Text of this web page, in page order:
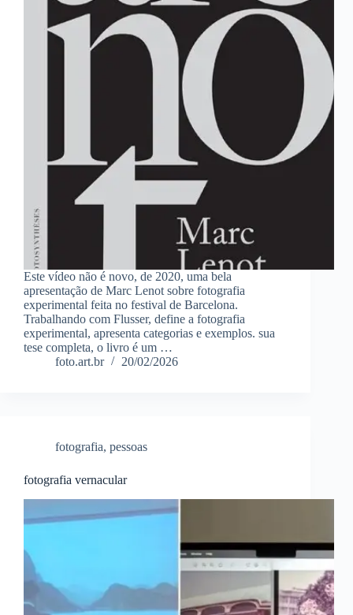
Este vídeo não é novo, de 2020, uma bela
apresentação de Marc Lenot sobre fotografia
experimental feita no festival de Barcelona.
Trabalhando com Flusser, define a fotografia
experimental, apresenta categorias e exemplos. sua
tese completa, o livro é um …
foto.art.br
20/02/2026
fotografia, pessoas
fotografia vernacular